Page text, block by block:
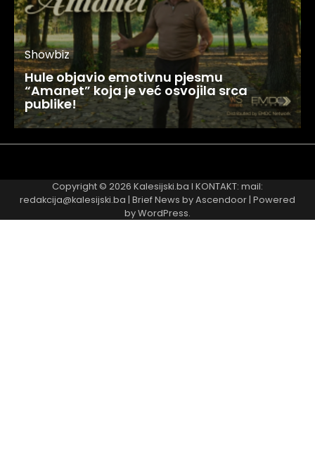
Showbiz
Hule objavio emotivnu pjesmu
“Amanet” koja je već osvojila srca
publike!
Copyright © 2026 Kalesijski.ba I KONTAKT: mail:
redakcija@kalesijski.ba | Brief News byAscendoor | Powered
byWordPress.